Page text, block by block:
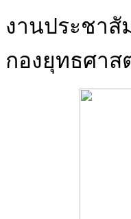
งานประชาสั
กองยุทธศา